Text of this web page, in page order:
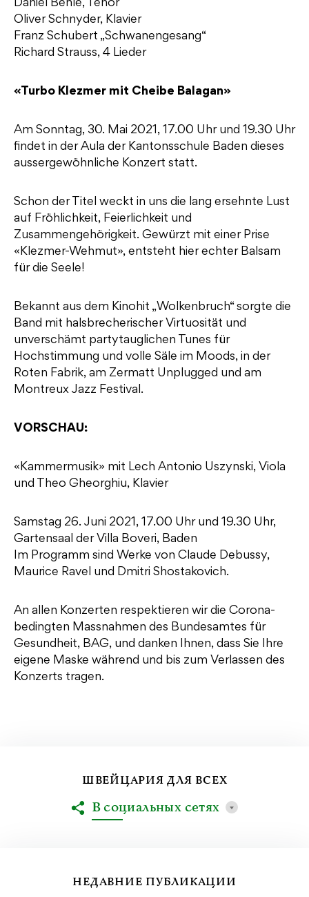
Daniel Behle, Tenor
Oliver Schnyder, Klavier
Franz Schubert „Schwanengesang“
Richard Strauss, 4 Lieder
«Turbo Klezmer mit Cheibe Balagan»
Am Sonntag, 30. Mai 2021, 17.00 Uhr und 19.30 Uhr
findet in der Aula der Kantonsschule Baden dieses
aussergewöhnliche Konzert statt.
Schon der Titel weckt in uns die lang ersehnte Lust
auf Fröhlichkeit, Feierlichkeit und
Zusammengehörigkeit. Gewürzt mit einer Prise
«Klezmer-Wehmut», entsteht hier echter Balsam
für die Seele!
Bekannt aus dem Kinohit „Wolkenbruch“ sorgte die
Band mit halsbrecherischer Virtuosität und
unverschämt partytauglichen Tunes für
Hochstimmung und volle Säle im Moods, in der
Roten Fabrik, am Zermatt Unplugged und am
Montreux Jazz Festival.
VORSCHAU:
«Kammermusik» mit Lech Antonio Uszynski, Viola
und Theo Gheorghiu, Klavier
Samstag 26. Juni 2021, 17.00 Uhr und 19.30 Uhr,
Gartensaal der Villa Boveri, Baden
Im Programm sind Werke von Claude Debussy,
Maurice Ravel und Dmitri Shostakovich.
An allen Konzerten respektieren wir die Corona-
bedingten Massnahmen des Bundesamtes für
Gesundheit, BAG, und danken Ihnen, dass Sie Ihre
eigene Maske während und bis zum Verlassen des
Konzerts tragen.
НЕДАВНИЕ ПУБЛИКАЦИИ
ШВЕЙЦАРИЯ ДЛЯ ВСЕХ
В социальных сетях